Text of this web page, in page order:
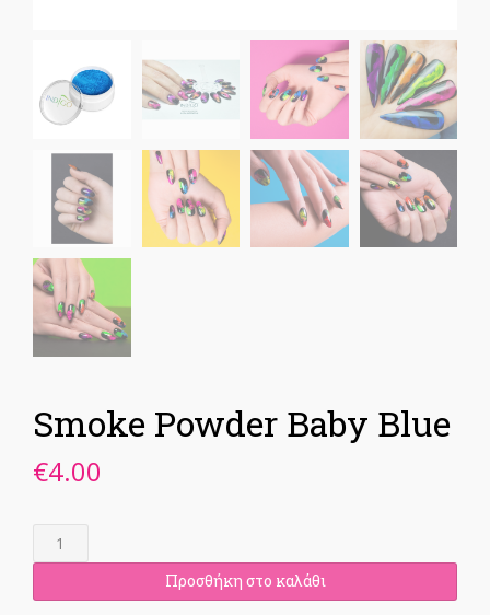
Smoke Powder Baby Blue
€4.00
Smoke
Blue
Προσθήκη στο καλάθι